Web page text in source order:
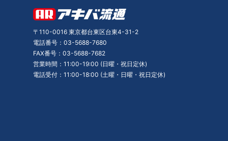
〒110-0016 東京都台東区台東4-31-2
電話番号：03-5688-7680
FAX番号：03-5688-7682
営業時間：11:00-19:00 (日曜・祝日定休)
電話受付：11:00-18:00 (土曜・日曜・祝日定休)